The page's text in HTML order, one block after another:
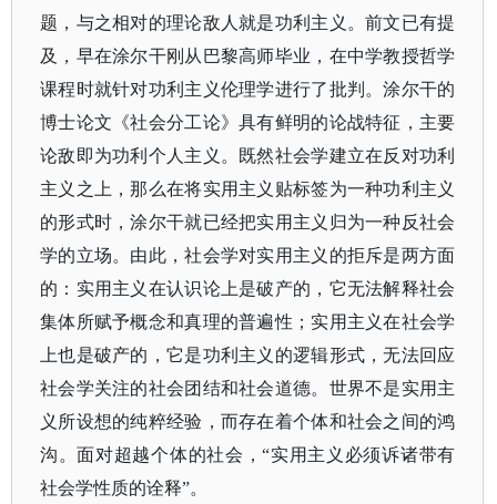
题，与之相对的理论敌人就是功利主义。前文已有提
及，早在涂尔干刚从巴黎高师毕业，在中学教授哲学
课程时就针对功利主义伦理学进行了批判。涂尔干的
博士论文《社会分工论》具有鲜明的论战特征，主要
论敌即为功利个人主义。既然社会学建立在反对功利
主义之上，那么在将实用主义贴标签为一种功利主义
的形式时，涂尔干就已经把实用主义归为一种反社会
学的立场。由此，社会学对实用主义的拒斥是两方面
的：实用主义在认识论上是破产的，它无法解释社会
集体所赋予概念和真理的普遍性；实用主义在社会学
上也是破产的，它是功利主义的逻辑形式，无法回应
社会学关注的社会团结和社会道德。世界不是实用主
义所设想的纯粹经验，而存在着个体和社会之间的鸿
沟。面对超越个体的社会，“实用主义必须诉诸带有
社会学性质的诠释”。